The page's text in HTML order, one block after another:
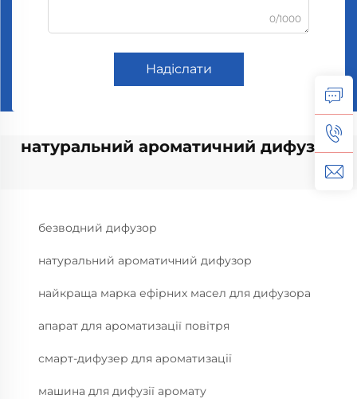
0/1000
Надіслати
натуральний ароматичний дифузор
безводний дифузор
натуральний ароматичний дифузор
найкраща марка ефірних масел для дифузора
апарат для ароматизації повітря
смарт-дифузер для ароматизації
машина для дифузії аромату